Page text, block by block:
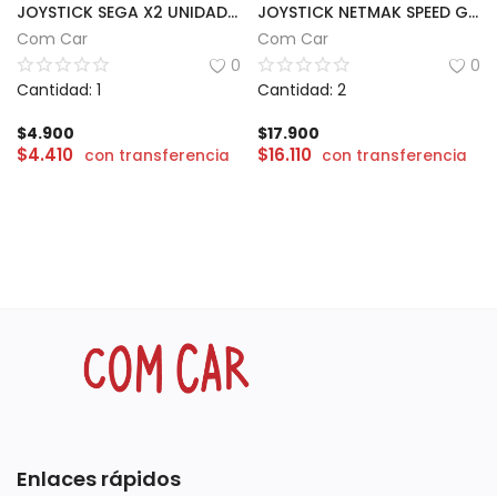
JOYSTICK SEGA X2 UNIDADES
Com Car
0
Cantidad: 1
$4.900
$4.410 con transferencia
JOYSTICK NETMAK SPEED GAMEPAD PLAY2
Com Car
0
Cantidad: 2
$17.900
$16.110 con transferencia
Enlaces rápidos